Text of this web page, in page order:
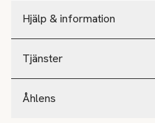
Hjälp & information
Tjänster
Åhlens